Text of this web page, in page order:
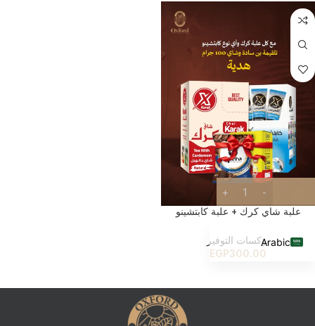
علبة شاي كرك + علبة كابتشينو
بوكسات التوفير
EGP300.00
Arabic
English